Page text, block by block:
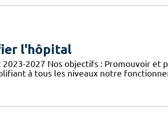
l'hôpital
2027 Nos objectifs : Promouvoir et
à tous les niveaux notre